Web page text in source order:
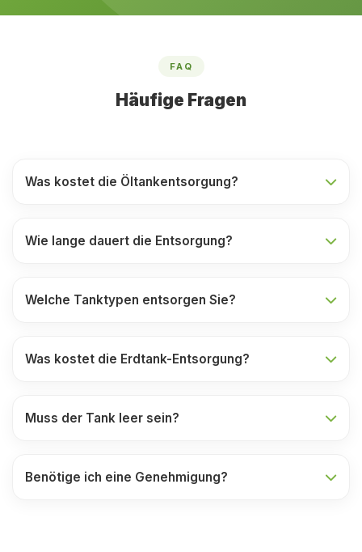
FAQ
Häufige Fragen
Was kostet die Öltankentsorgung?
Wie lange dauert die Entsorgung?
Welche Tanktypen entsorgen Sie?
Was kostet die Erdtank-Entsorgung?
Muss der Tank leer sein?
Benötige ich eine Genehmigung?